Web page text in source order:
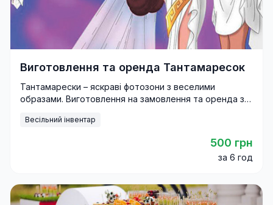
Виготовлення та оренда Тантамаресок
Тантамарески – яскраві фотозони з веселими
образами. Виготовлення на замовлення та оренда з
Весільний інвентар
500 грн
за 6 год